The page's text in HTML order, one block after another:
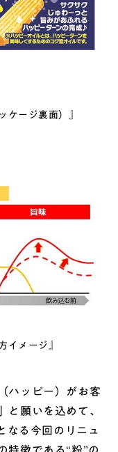
ケージ裏面）』
イメージ』
ハッピー）がお客
と願いを込めて、
なる今回のリニュ